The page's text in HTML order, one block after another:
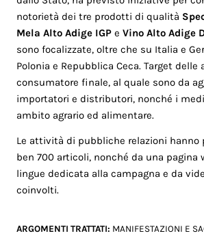
notorietà dei tre prodotti di qualità
Mela Alto Adige IGP eVino Alto Adige
sono focalizzate, oltre che su Italia e
Polonia e Repubblica Ceca. Target
consumatore finale, al quale sono da
importatori e distributori, nonché i
ambito agrario ed alimentare.
Le attività di pubbliche relazioni hanno
ben 700 articoli, nonché da una pagina
lingue dedicata alla campagna e da
coinvolti.
ARGOMENTI TRATTATI: MANIFESTAZIONI E